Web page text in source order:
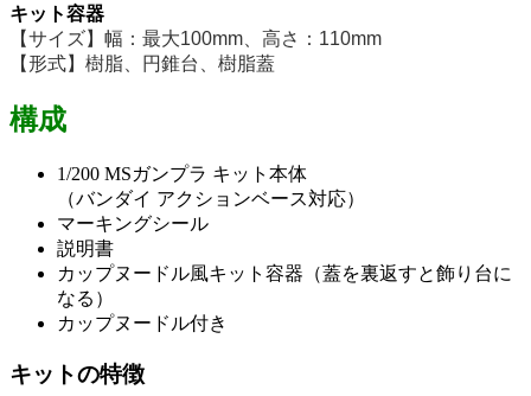
キット容器
【サイズ】幅：最大100mm、高さ：110mm
【形式】樹脂、円錐台、樹脂蓋
構成
1/200 MSガンプラ キット本体
（バンダイ アクションベース対応）
マーキングシール
説明書
カップヌードル風キット容器（蓋を裏返すと飾り台に
なる）
カップヌードル付き
キットの特徴